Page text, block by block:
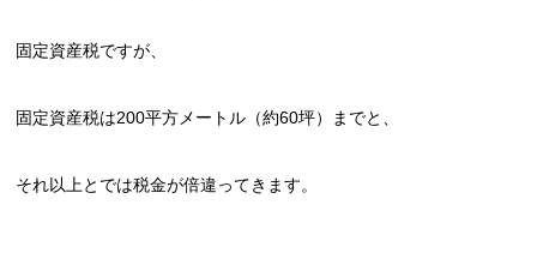
固定資産税ですが、
固定資産税は200平方メートル（約60坪）までと、
それ以上とでは税金が倍違ってきます。